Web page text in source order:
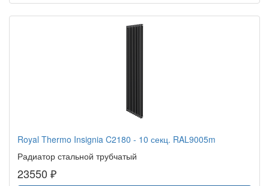
Royal Thermo Insignia C2180 - 10 секц. RAL9005m
Радиатор стальной трубчатый
23550 ₽